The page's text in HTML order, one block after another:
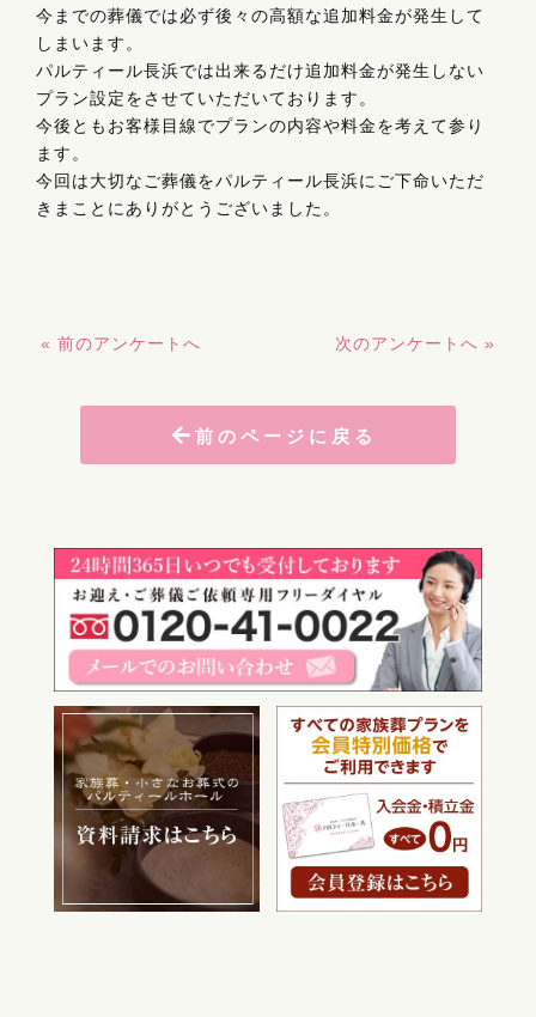
今までの葬儀では必ず後々の高額な追加料金が発生して
しまいます。
パルティール長浜では出来るだけ追加料金が発生しない
プラン設定をさせていただいております。
今後ともお客様目線でプランの内容や料金を考えて参り
ます。
今回は大切なご葬儀をパルティール長浜にご下命いただ
きまことにありがとうございました。
« 前のアンケートへ 次のアンケートへ »
前のページに戻る